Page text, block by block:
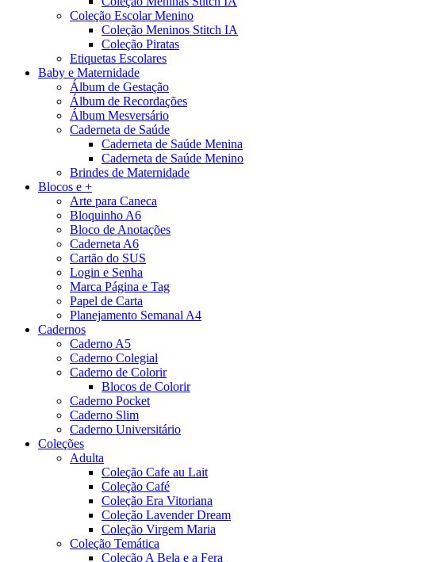
Coleção Escolar Menino
Coleção Meninos Stitch IA
Coleção Piratas
Etiquetas Escolares
Baby e Maternidade
Álbum de Gestação
Álbum de Recordações
Álbum Mesversário
Caderneta de Saúde
Caderneta de Saúde Menina
Caderneta de Saúde Menino
Brindes de Maternidade
Blocos e +
Arte para Caneca
Bloquinho A6
Bloco de Anotações
Caderneta A6
Cartão do SUS
Login e Senha
Marca Página e Tag
Papel de Carta
Planejamento Semanal A4
Cadernos
Caderno A5
Caderno Colegial
Caderno de Colorir
Blocos de Colorir
Caderno Pocket
Caderno Slim
Caderno Universitário
Coleções
Adulta
Coleção Cafe au Lait
Coleção Café
Coleção Era Vitoriana
Coleção Lavender Dream
Coleção Virgem Maria
Coleção Temática
Coleção A Bela e a Fera